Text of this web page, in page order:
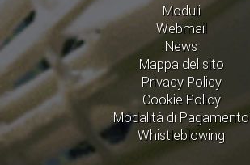
Moduli
Webmail
News
Mappa del sito
Privacy Policy
Cookie Policy
Modalità di Pagamento
Whistleblowing